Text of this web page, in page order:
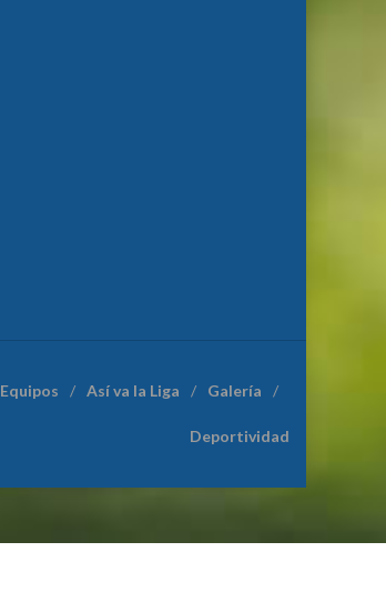
Equipos Así va la Liga Galería
Deportividad